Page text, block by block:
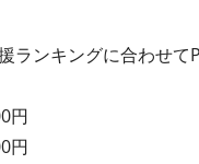
ランキングに合わせて
円
円